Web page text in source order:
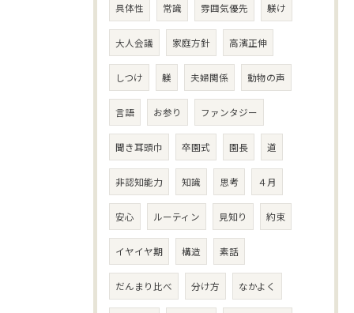
具体性 常識 雰囲気優先 躾け
大人会議 家庭方針 高濱正伸
しつけ 躾 夫婦関係 動物の声
言語 お参り ファンタジー
聞き耳頭巾 卒園式 園長 道
非認知能力 知識 思考 ４月
安心 ルーティン 見知り 約束
イヤイヤ期 構造 素話
だんまり比べ 分け方 なかよく